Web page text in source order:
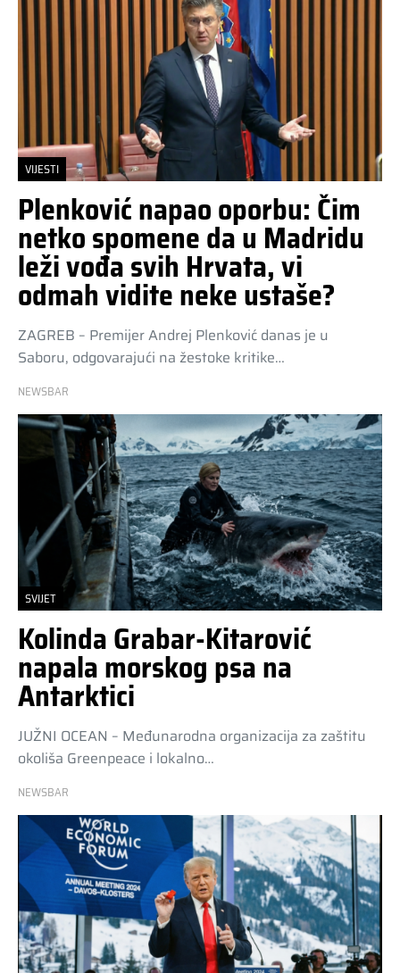
VIJESTI
Plenković napao oporbu: Čim
netko spomene da u Madridu
leži vođa svih Hrvata, vi
odmah vidite neke ustaše?
ZAGREB – Premijer Andrej Plenković danas je u
Saboru, odgovarajući na žestoke kritike…
NEWSBAR
SVIJET
Kolinda Grabar-Kitarović
napala morskog psa na
Antarktici
JUŽNI OCEAN – Međunarodna organizacija za zaštitu
okoliša Greenpeace i lokalno…
NEWSBAR